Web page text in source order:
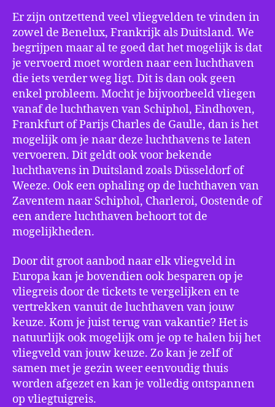
Er zijn ontzettend veel vliegvelden te vinden in
zowel de Benelux, Frankrijk als Duitsland. We
begrijpen maar al te goed dat het mogelijk is dat
je vervoerd moet worden naar een luchthaven
die iets verder weg ligt. Dit is dan ook geen
enkel probleem. Mocht je bijvoorbeeld vliegen
vanaf de luchthaven van Schiphol, Eindhoven,
Frankfurt of Parijs Charles de Gaulle, dan is het
mogelijk om je naar deze luchthavens te laten
vervoeren. Dit geldt ook voor bekende
luchthavens in Duitsland zoals Düsseldorf of
Weeze. Ook een ophaling op de luchthaven van
Zaventem naar Schiphol, Charleroi, Oostende of
een andere luchthaven behoort tot de
mogelijkheden.
Door dit groot aanbod naar elk vliegveld in
Europa kan je bovendien ook besparen op je
vliegreis door de tickets te vergelijken en te
vertrekken vanuit de luchthaven van jouw
keuze. Kom je juist terug van vakantie? Het is
natuurlijk ook mogelijk om je op te halen bij het
vliegveld van jouw keuze. Zo kan je zelf of
samen met je gezin weer eenvoudig thuis
worden afgezet en kan je volledig ontspannen
op vliegtuigreis.